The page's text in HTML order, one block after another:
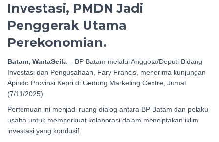
Investasi, PMDN Jadi
Penggerak Utama
Perekonomian.
Batam, WartaSeila – BP Batam melalui Anggota/Deputi Bidang
Investasi dan Pengusahaan, Fary Francis, menerima kunjungan
Apindo Provinsi Kepri di Gedung Marketing Centre, Jumat
(7/11/2025).
Pertemuan ini menjadi ruang dialog antara BP Batam dan pelaku
usaha untuk memperkuat kolaborasi dalam menciptakan iklim
investasi yang kondusif.